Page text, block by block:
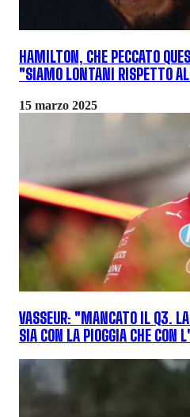
HAMILTON, CHE PECCATO
"SIAMO LONTANI RISPETTO
15 marzo 2025
VASSEUR: "MANCATO IL Q3.
SIA CON LA PIOGGIA CHE CON